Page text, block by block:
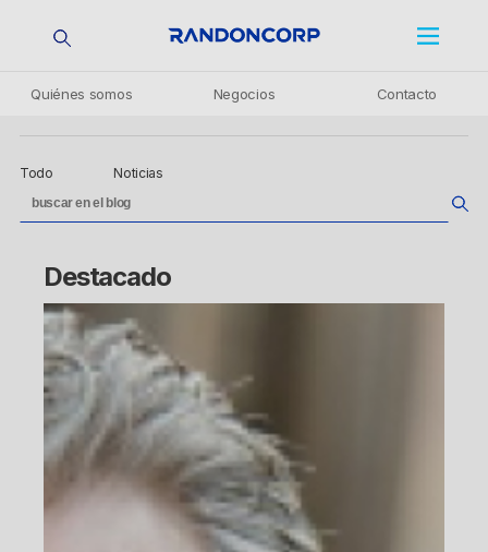
Quiénes somos Negocios Contacto
Todo Noticias
Destacado